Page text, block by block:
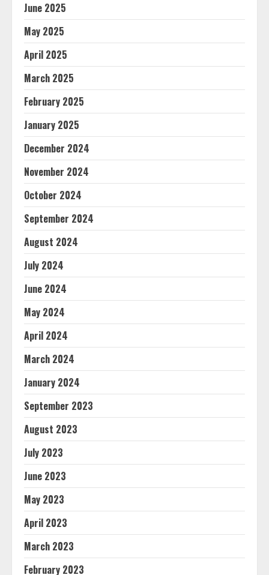
June 2025
May 2025
April 2025
March 2025
February 2025
January 2025
December 2024
November 2024
October 2024
September 2024
August 2024
July 2024
June 2024
May 2024
April 2024
March 2024
January 2024
September 2023
August 2023
July 2023
June 2023
May 2023
April 2023
March 2023
February 2023